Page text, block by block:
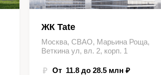
ЖК Tate
Москва, СВАО, Марьина Роща,
Веткина ул, вл. 2, корп. 1
От 11.8 до 28.5 млн ₽